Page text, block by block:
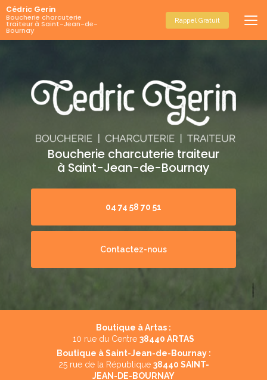
Aller
au
contenu
principal
Cédric Gerin
Boucherie charcuterie
traiteur à Saint-Jean-de-
Bournay
Rappel Gratuit
Boucherie charcuterie traiteur
à Saint-Jean-de-Bournay
04 74 58 70 51
Contactez-nous
Boutique à Artas :
10 rue du Centre 38440 ARTAS
Boutique à Saint-Jean-de-Bournay :
25 rue de la République 38440 SAINT-
JEAN-DE-BOURNAY